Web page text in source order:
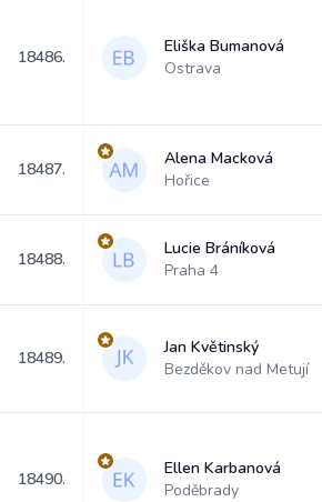
18486.
Eliška Bumanová
Ostrava
18487.
Alena Macková
Hořice
18488.
Lucie Bráníková
Praha 4
18489.
Jan Květinský
Bezděkov nad Metují
18490.
Ellen Karbanová
Poděbrady